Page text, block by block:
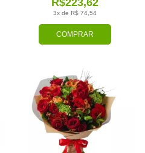
COMPRAR
3x de R$ 74,54
R$223,62